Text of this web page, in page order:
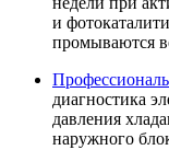
и
промываются
диагностика
давления
наружного